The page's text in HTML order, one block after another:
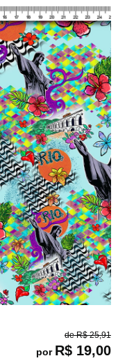
de R$ 25,91
por R$ 19,00